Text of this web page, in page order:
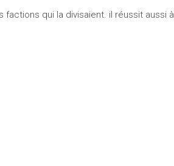
qui la divisaient. il réussit aussi à